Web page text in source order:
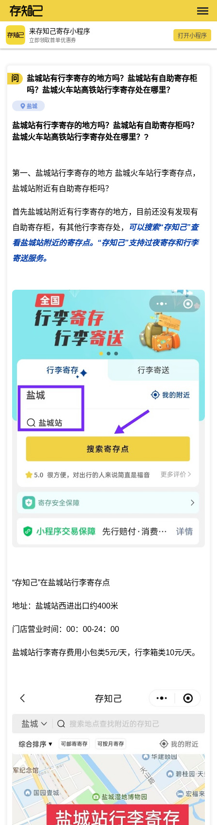
来存知己寄存小程序
立即领取首单优惠券
打开小程序
问
盐城站有行李寄存的地方吗？盐城站有自助寄存柜
吗？盐城火车站高铁站行李寄存处在哪里？
盐城
盐城站有行李寄存的地方吗？盐城站有自助寄存柜吗？
盐城火车站高铁站行李寄存处在哪里？ ?
第一、盐城站行李寄存的地方 盐城火车站行李寄存点，
盐城站附近有自助寄存柜吗？
首先盐城站附近有行李寄存的地方，目前还没有发现有
自助寄存柜，有其他行李寄存处，
可以搜索“存知己”查
看盐城站附近的寄存点。“存知己”支持过夜寄存和行李
寄送服务。
“存知己”在盐城站行李寄存点
地址：盐城站西进出口约400米
门店营业时间：00：00-24：00
盐城站行李寄存费用小包类5元/天，行李箱类10元/天。